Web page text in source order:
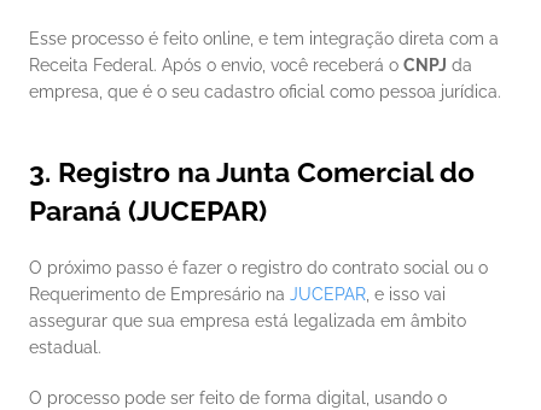
Esse processo é feito online, e tem integração direta com a
Receita Federal. Após o envio, você receberá o CNPJ da
empresa, que é o seu cadastro oficial como pessoa jurídica.
3. Registro na Junta Comercial do
Paraná (JUCEPAR)
O próximo passo é fazer o registro do contrato social ou o
Requerimento de Empresário na JUCEPAR, e isso vai
assegurar que sua empresa está legalizada em âmbito
estadual.
O processo pode ser feito de forma digital, usando o